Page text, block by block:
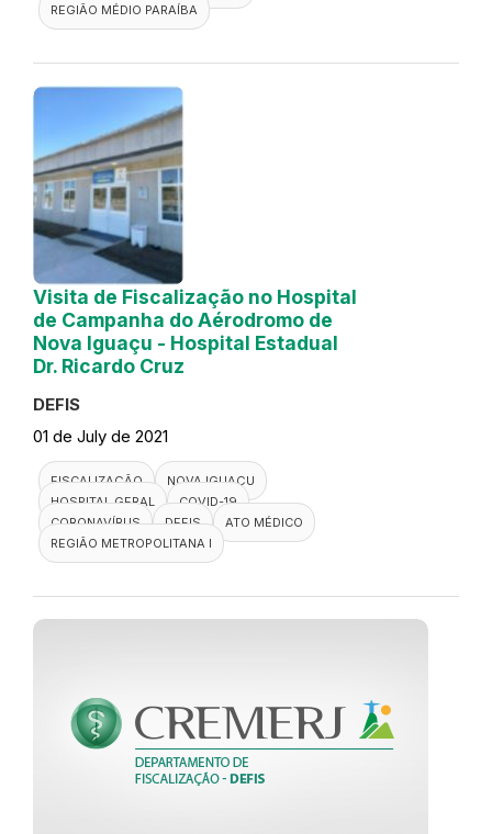
REGIÃO MÉDIO PARAÍBA
Visita de Fiscalização no Hospital
de Campanha do Aérodromo de
Nova Iguaçu - Hospital Estadual
Dr. Ricardo Cruz
DEFIS
01 de July de 2021
FISCALIZAÇÃO
NOVA IGUAÇU
HOSPITAL GERAL
COVID-19
CORONAVÍRUS
DEFIS
ATO MÉDICO
REGIÃO METROPOLITANA I